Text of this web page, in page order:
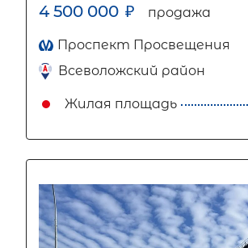
4 500 000 ₽ продажа
Проспект Просвещения
Всеволожский район
Жилая площадь